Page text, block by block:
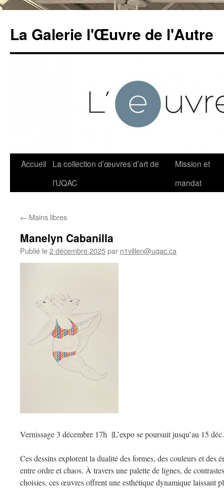
contenu
La Galerie l'Œuvre de l'Autre
Accueil
La collection d’œuvres d’art de
l’UQAC
Mission et
mandat
← Mains libres
Manelyn Cabanilla
Publié le2 décembre 2025par n1villen@uqac.ca
Vernissage 3 décembre 17h |L’expo se poursuit jusqu’au 15 déc.
Ces dessins explorent la dualité des formes, des couleurs et des
entre ordre et chaos. À travers une palette de lignes, de
choisies, ces œuvres offrent une esthétique dynamique laissant